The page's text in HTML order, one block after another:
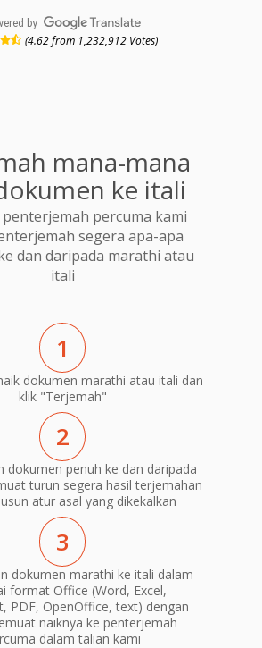
by
(4.62 from 1,232,912 Votes)
mana-mana
ke itali
percuma kami
segera apa-apa
dan daripada marathi atau
itali
1
dokumen marathi atau itali dan
klik "Terjemah"
2
dokumen penuh ke dan daripada
turun segera hasil terjemahan
atur asal yang dikekalkan
3
dokumen marathi ke itali dalam
format Office (Word, Excel,
PDF, OpenOffice, text) dengan
naiknya ke penterjemah
dalam talian kami